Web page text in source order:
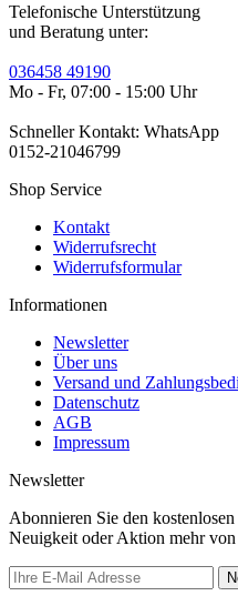
Telefonische Unterstützung
und Beratung unter:
036458 49190
Mo - Fr, 07:00 - 15:00 Uhr
Schneller Kontakt: WhatsApp
0152-21046799
Shop Service
Kontakt
Widerrufsrecht
Widerrufsformular
Informationen
Newsletter
Über uns
Versand und
Datenschutz
AGB
Impressum
Newsletter
Abonnieren Sie den
Neuigkeit oder Aktion mehr von